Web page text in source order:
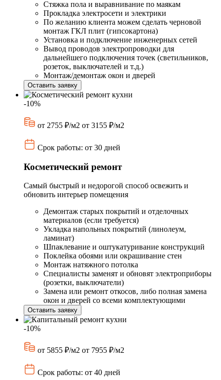
Стяжка пола и выравнивание по маякам
Прокладка электросети и электрики
По желанию клиента можем сделать черновой
монтаж ГКЛ плит (гипсокартона)
Установка и подключение инженерных сетей
Вывод проводов электропроводки для
дальнейшего подключения точек (светильников,
розеток, выключателей и т.д.)
Монтаж/демонтаж окон и дверей
Оставить заявку
-10%
от 2755 ₽/м2 от 3155 ₽/м2
Срок работы: от 30 дней
Косметический ремонт
Самый быстрый и недорогой способ освежить и
обновить интерьер помещения
Демонтаж старых покрытий и отделочных
материалов (если требуется)
Укладка напольных покрытий (линолеум,
ламинат)
Шпаклевание и оштукатуривание конструкций
Поклейка обоями или окрашивание стен
Монтаж натяжного потолка
Специалисты заменят и обновят электроприборы
(розетки, выключатели)
Замена или ремонт откосов, либо полная замена
окон и дверей со всеми комплектующими
Оставить заявку
-10%
от 5855 ₽/м2 от 7955 ₽/м2
Срок работы: от 40 дней